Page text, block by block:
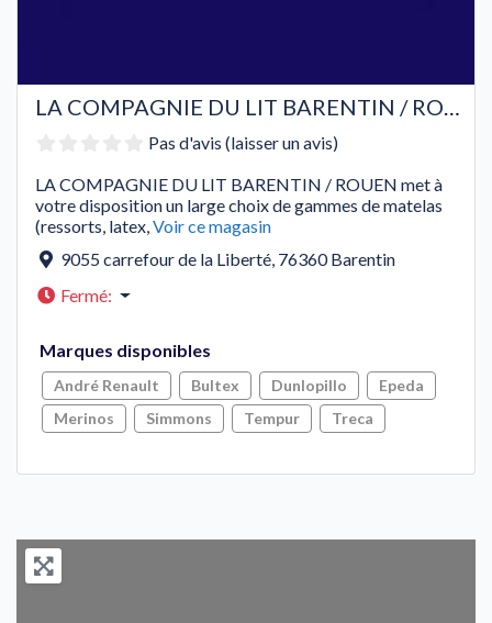
LA COMPAGNIE DU LIT BARENTIN / ROUEN
Pas d'avis (laisser un avis)
LA COMPAGNIE DU LIT BARENTIN / ROUEN met à
votre disposition un large choix de gammes de matelas
(ressorts, latex,Voir ce magasin
9055 carrefour de la Liberté, 76360 Barentin
Fermé:
Marques disponibles
André Renault Bultex Dunlopillo
Epeda
Merinos
Simmons Tempur Treca